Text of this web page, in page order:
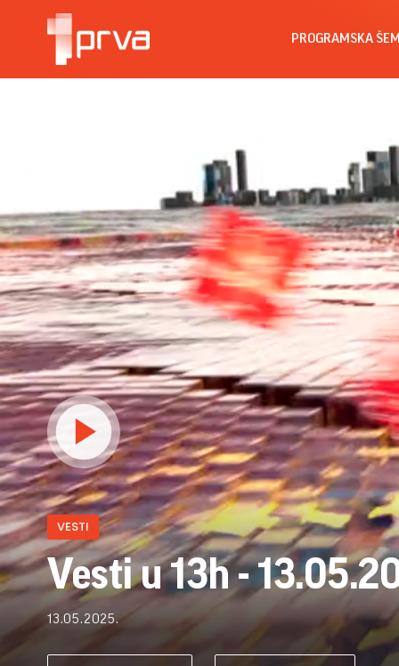
PROGRAMSKA
VESTI
Vesti u 13h -
13.05.2025.